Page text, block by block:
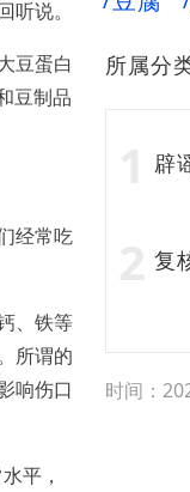
说。
豆蛋白
豆制品
经常吃
、铁等
所谓的
响伤口
平，
所属分
辟
复
时间：